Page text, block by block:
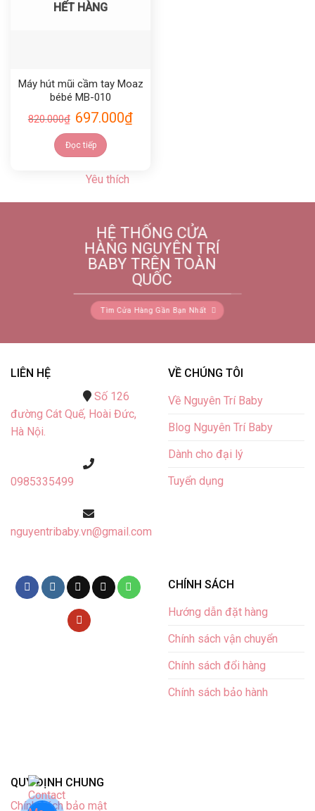
HẾT HÀNG
Máy hút mũi cầm tay Moaz
bébé MB-010
820.000₫ 697.000₫
Đọc tiếp
Yêu thích
HỆ THỐNG CỬA
HÀNG NGUYÊN TRÍ
BABY TRÊN TOÀN
QUỐC
Tìm Cửa Hàng Gần Bạn Nhất
LIÊN HỆ
Số 126
đường Cát Quế, Hoài Đức,
Hà Nội.
0985335499
nguyentribaby.vn@gmail.com
VỀ CHÚNG TÔI
Về Nguyên Trí Baby
Blog Nguyên Trí Baby
Dành cho đại lý
Tuyển dụng
CHÍNH SÁCH
Hướng dẫn đặt hàng
Chính sách vận chuyển
Chính sách đổi hàng
Chính sách bảo hành
QUY ĐỊNH CHUNG
Chính sách bảo mật